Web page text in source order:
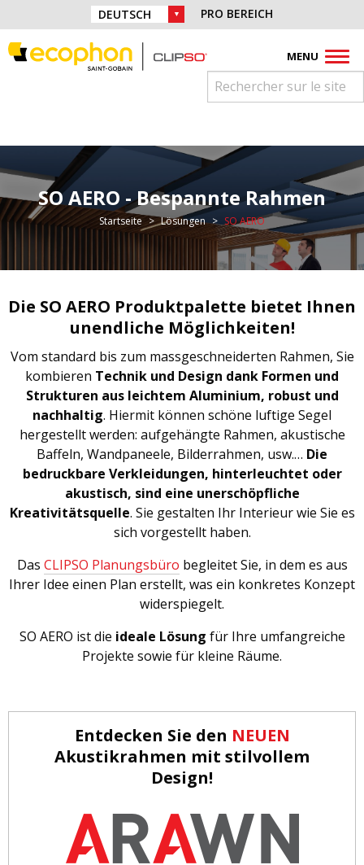
Direkt zur Navigation springen
Direkt zum Inhalt springen
Finden Sie uns auf:
FacebookInstagram
YoutubePinterestLinkedin
WAHL DER SPRACHE:PRO BEREICH
MENU
SO AERO - Bespannte Rahmen
Sie sind hier:
Startseite Lösungen SO AERO
Die SO AERO Produktpalette bietet Ihnen
unendliche Möglichkeiten!
Vom standard bis zum massgeschneiderten Rahmen, Sie
kombieren Technik und Design dank Formen und
Strukturen aus leichtem Aluminium, robust und
nachhaltig. Hiermit können schöne luftige Segel
hergestellt werden: aufgehängte Rahmen, akustische
Baffeln, Wandpaneele, Bilderrahmen, usw.… Die
bedruckbare Verkleidungen, hinterleuchtet oder
akustisch, sind eine unerschöpfliche
Kreativitätsquelle. Sie gestalten Ihr Interieur wie Sie es
sich vorgestellt haben.
Das CLIPSO Planungsbüro begleitet Sie, in dem es aus
Ihrer Idee einen Plan erstellt, was ein konkretes Konzept
widerspiegelt.
SO AERO ist die ideale Lösung für Ihre umfangreiche
Projekte sowie für kleine Räume.
Entdecken Sie den NEUEN
Akustikrahmen mit stilvollem
Design!